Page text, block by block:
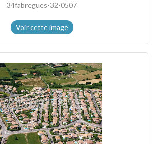
34fabregues-32-0507
Voir cette image